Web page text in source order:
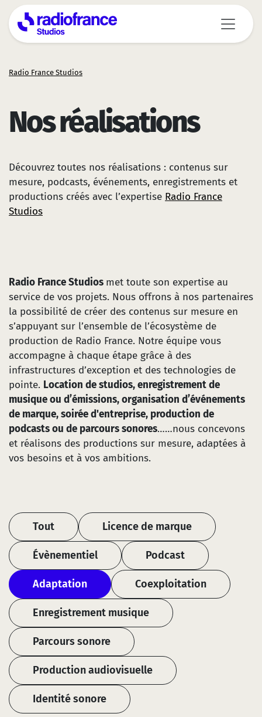
Aller au contenu principal
Radio France Studios
Nos réalisations
Découvrez toutes nos réalisations : contenus sur
mesure, podcasts, événements, enregistrements et
productions créés avec l’expertise Radio France
Studios
Radio France Studios met toute son expertise au
service de vos projets. Nous offrons à nos partenaires
la possibilité de créer des contenus sur mesure en
s’appuyant sur l’ensemble de l’écosystème de
production de Radio France. Notre équipe vous
accompagne à chaque étape grâce à des
infrastructures d’exception et des technologies de
pointe. Location de studios, enregistrement de
musique ou d’émissions, organisation d’événements
de marque, soirée d'entreprise, production de
podcasts ou de parcours sonores……nous concevons
et réalisons des productions sur mesure, adaptées à
vos besoins et à vos ambitions.
Tout Licence de marque
Évènementiel Podcast
Adaptation Coexploitation
Enregistrement musique
Parcours sonore
Production audiovisuelle
Identité sonore